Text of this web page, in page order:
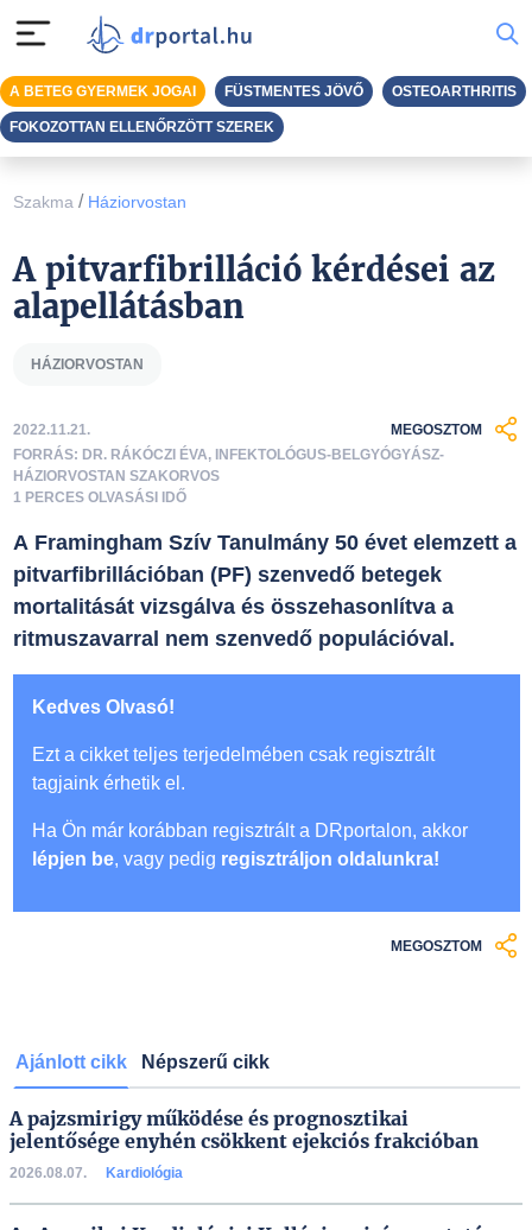
Szakma / Háziorvostan
A pitvarfibrilláció kérdései az
alapellátásban
HÁZIORVOSTAN
2022.11.21.
FORRÁS: DR. RÁKÓCZI ÉVA, INFEKTOLÓGUS-BELGYÓGYÁSZ-
HÁZIORVOSTAN SZAKORVOS
1 PERCES OLVASÁSI IDŐ
MEGOSZTOM
A Framingham Szív Tanulmány 50 évet elemzett a
pitvarfibrillációban (PF) szenvedő betegek
mortalitását vizsgálva és összehasonlítva a
ritmuszavarral nem szenvedő populációval.
Kedves Olvasó!
Ezt a cikket teljes terjedelmében csak regisztrált
tagjaink érhetik el.
Ha Ön már korábban regisztrált a DRportalon, akkor
lépjen be, vagy pedig regisztráljon oldalunkra!
MEGOSZTOM
Ajánlott cikk Népszerű cikk
A pajzsmirigy működése és prognosztikai
jelentősége enyhén csökkent ejekciós frakcióban
2026.08.07. Kardiológia
A BETEG GYERMEK JOGAI FÜSTMENTES JÖVŐ OSTEOARTHRITIS
FOKOZOTTAN ELLENŐRZÖTT SZEREK